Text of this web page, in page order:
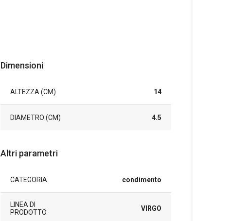
Dimensioni
ALTEZZA (CM) 14
DIAMETRO (CM) 4.5
Altri parametri
CATEGORIA condimento
LINEA DI
PRODOTTO
VIRGO